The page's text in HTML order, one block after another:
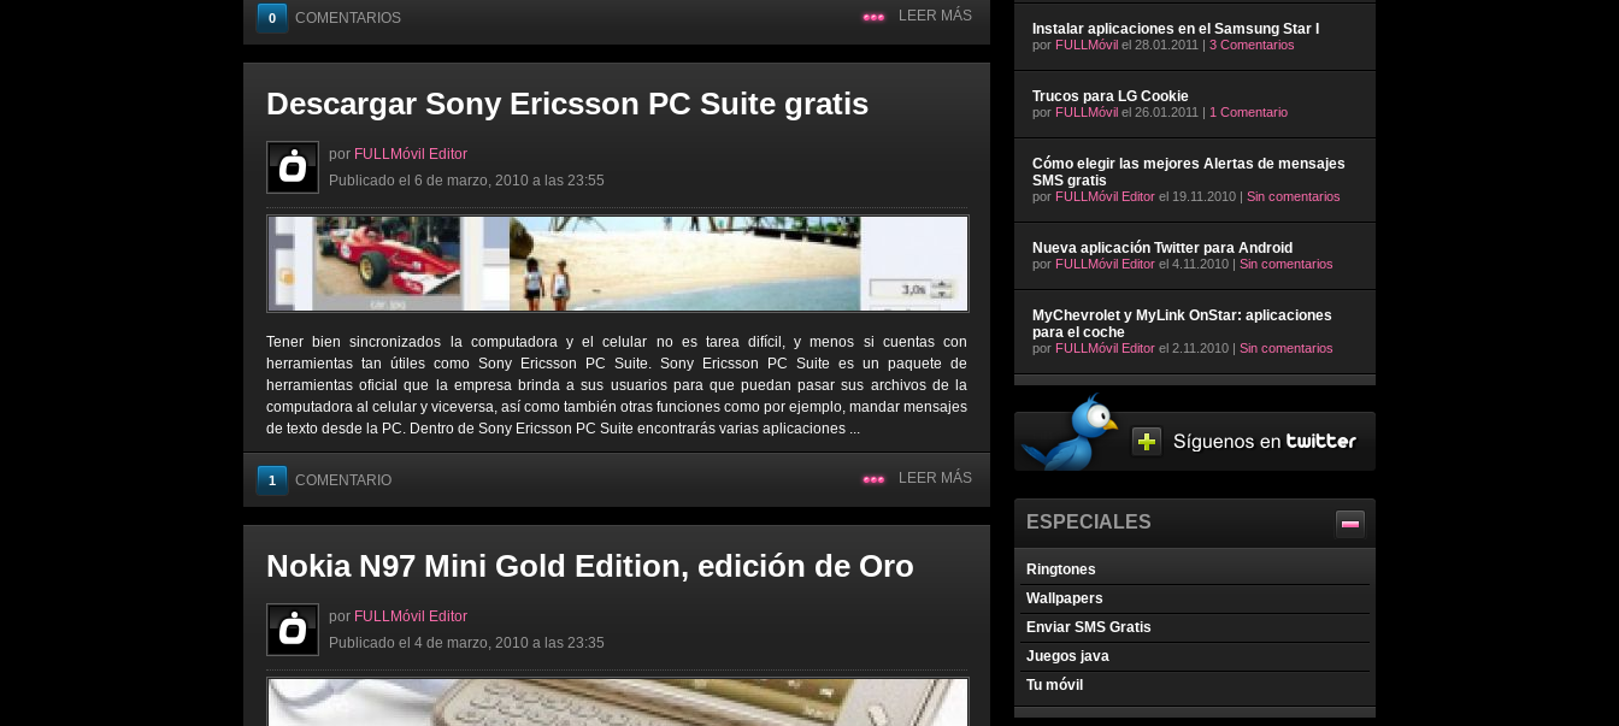
0 COMENTARIOS LEER MÁS
Descargar Sony Ericsson PC Suite gratis
por FULLMóvil Editor
Publicado el 6 de marzo, 2010 a las 23:55
Tener bien sincronizados la computadora y el celular no es tarea difícil, y menos si cuentas con
herramientas tan útiles como Sony Ericsson PC Suite. Sony Ericsson PC Suite es un paquete de
herramientas oficial que la empresa brinda a sus usuarios para que puedan pasar sus archivos de la
computadora al celular y viceversa, así como también otras funciones como por ejemplo, mandar mensajes
de texto desde la PC. Dentro de Sony Ericsson PC Suite encontrarás varias aplicaciones ...
1 COMENTARIO LEER MÁS
Nokia N97 Mini Gold Edition, edición de Oro
por FULLMóvil Editor
Publicado el 4 de marzo, 2010 a las 23:35
Instalar aplicaciones en el Samsung Star I
por FULLMóvil el 28.01.2011 | 3 Comentarios
Trucos para LG Cookie
por FULLMóvil el 26.01.2011 | 1 Comentario
Cómo elegir las mejores Alertas de mensajes
SMS gratis
por FULLMóvil Editor el 19.11.2010 | Sin comentarios
Nueva aplicación Twitter para Android
por FULLMóvil Editor el 4.11.2010 | Sin comentarios
MyChevrolet y MyLink OnStar: aplicaciones
para el coche
por FULLMóvil Editor el 2.11.2010 | Sin comentarios
ESPECIALES
Ringtones
Wallpapers
Enviar SMS Gratis
Juegos java
Tu móvil